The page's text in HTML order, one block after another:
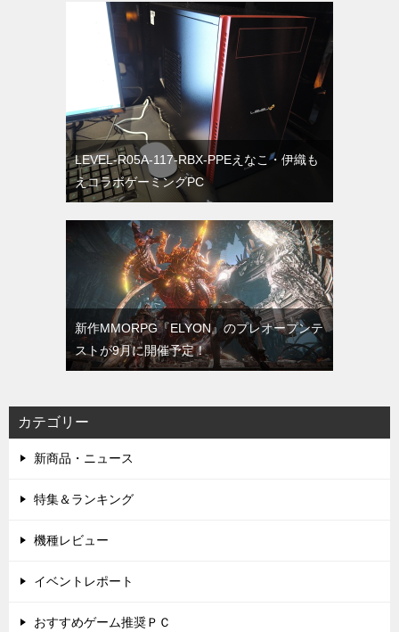
LEVEL-R05A-117-RBX-PPEえなこ・伊織も
えコラボゲーミングPC
新作MMORPG『ELYON』のプレオープンテ
ストが9月に開催予定！
カテゴリー
新商品・ニュース
特集＆ランキング
機種レビュー
イベントレポート
おすすめゲーム推奨ＰＣ